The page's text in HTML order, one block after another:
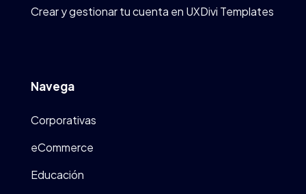
Crear y gestionar tu cuenta en UXDivi Templates
Navega
Corporativas
eCommerce
Educación